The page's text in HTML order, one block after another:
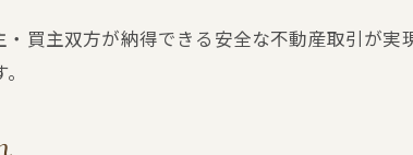
買主双方が納得できる安全な不動産取引が